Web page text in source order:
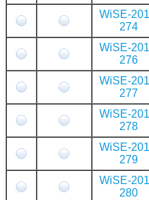
WiSE-
274
WiSE-
276
WiSE-
277
WiSE-
278
WiSE-
279
WiSE-
280